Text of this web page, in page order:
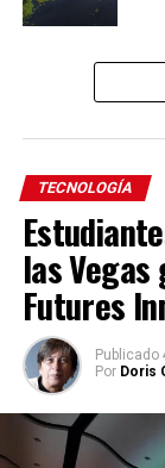
TECNOLOGÍA
las
Futures
Publicado
Por Doris